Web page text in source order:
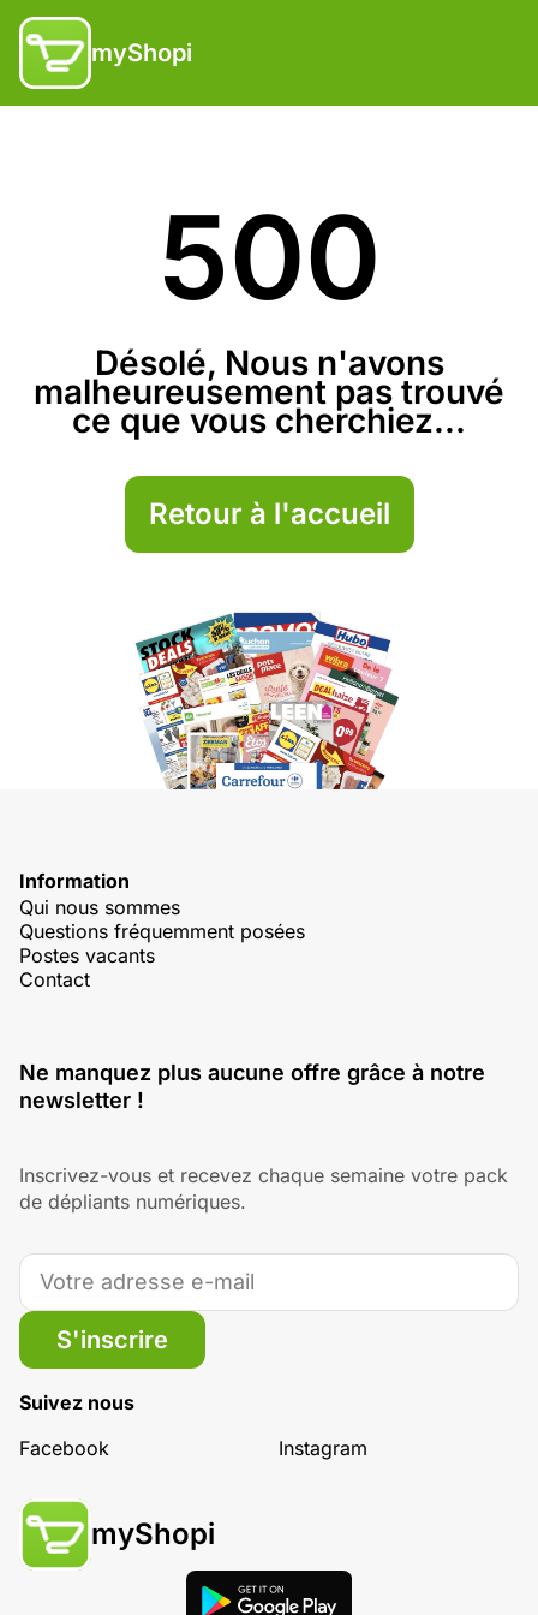
myShopi
500
Désolé, Nous n'avons
malheureusement pas trouvé
ce que vous cherchiez...
Retour à l'accueil
Information
Qui nous sommes
Questions fréquemment posées
Postes vacants
Contact
Ne manquez plus aucune offre grâce à notre
newsletter !
Inscrivez-vous et recevez chaque semaine votre pack
de dépliants numériques.
S'inscrire
Suivez nous
Facebook
Instagram
myShopi